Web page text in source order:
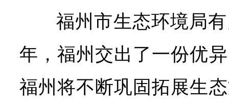
福州市生态环境局
年，福州交出了一份优
福州将不断巩固拓展生